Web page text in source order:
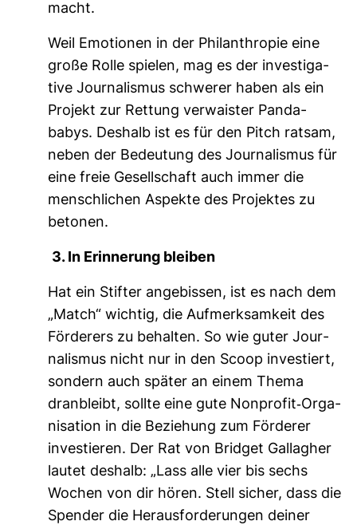
macht.
Weil Emo­tionen in der Phil­an­thropie eine
große Rolle spielen, mag es der inves­ti­ga­
tive Jour­na­lismus schwerer haben als ein
Pro­jekt zur Ret­tung ver­waister Pan­da­
babys. Des­halb ist es für den Pitch ratsam,
neben der Bedeu­tung des Jour­na­lismus für
eine freie Gesell­schaft auch immer die
mensch­li­chen Aspekte des Pro­jektes zu
betonen.
3. In Erin­ne­rung bleiben
Hat ein Stifter ange­bissen, ist es nach dem
„Match“ wichtig, die Auf­merk­sam­keit des
För­de­rers zu behalten. So wie guter Jour­
na­lismus nicht nur in den Scoop inves­tiert,
son­dern auch später an einem Thema
dran­bleibt, sollte eine gute Non­profit-​Orga­
ni­sa­tion in die Bezie­hung zum För­derer
inves­tieren. Der Rat von Bridget Gal­lagher
lautet des­halb: „Lass alle vier bis sechs
Wochen von dir hören. Stell sicher, dass die
Spender die Her­aus­for­de­rungen deiner